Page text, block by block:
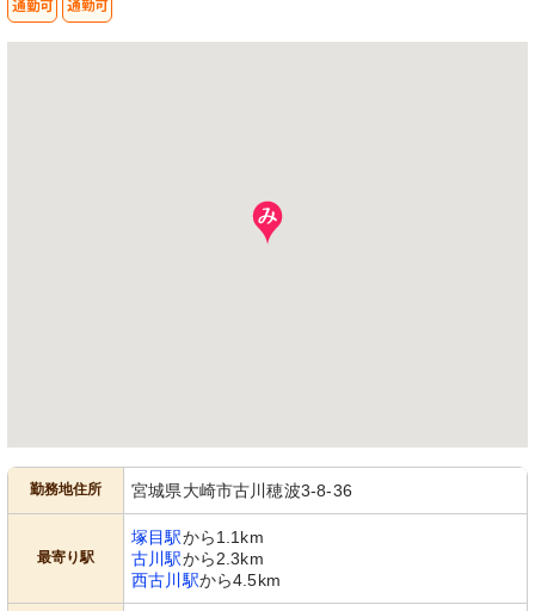
勤務地住所 宮城県大崎市古川穂波3-8-36
最寄り駅
塚目駅から1.1km
古川駅から2.3km
西古川駅から4.5km